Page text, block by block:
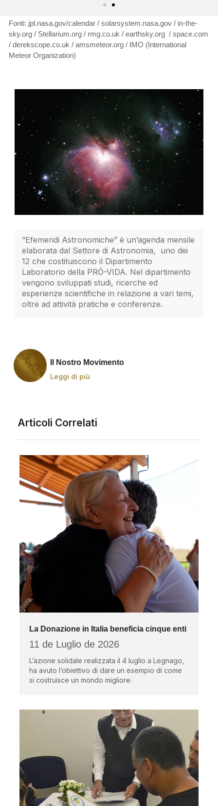
Fonti: jpl.nasa.gov/calendar / solarsystem.nasa.gov / in-the-
sky.org / Stellarium.org / rmg.co.uk / earthsky.org / space.com
/ derekscope.co.uk / amsmeteor.org / IMO (International
Meteor Organization)
“Efemeridi Astronomiche” è un’agenda mensile
elaborata dal Settore di Astronomia, uno dei
12 che costituiscono il Dipartimento
Laboratorio della PRÓ-VIDA. Nel dipartimento
vengono sviluppati studi, ricerche ed
esperienze scientifiche in relazione a vari temi,
oltre ad attività pratiche e conferenze.
Il Nostro Movimento
Leggi di più
Articoli Correlati
La Donazione in Italia beneficia cinque enti
11 de Luglio de 2026
L’azione solidale realizzata il 4 luglio a Legnago,
ha avuto l’obiettivo di dare un esempio di come
si costruisce un mondo migliore.